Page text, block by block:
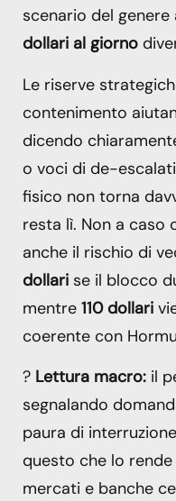
scenario del genere
dollari al giorno
Le riserve
contenimento
dicendo
o voci di de-
fisico non torna
resta lì. Non a caso
anche il rischio di
dollari se il blocco
mentre 110 dollari
coerente con
? Lettura macro: il
segnalando
paura di
questo che lo
mercati e banche